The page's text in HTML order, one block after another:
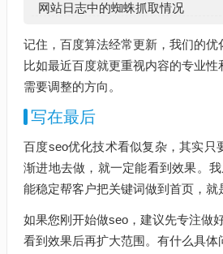
网站日志中的蜘蛛抓取情况
记住，百度算法经常更新，我们的优
比如最近百度就更重视内容的专业
需要调整的方向。
写在最后
百度seo优化技术看似复杂，其实只
渐进地去做，就一定能看到效果。
能稳定帮客户把关键词做到首页，就
如果您刚开始做seo，建议先专注做
看到效果后再扩大范围。有什么具体